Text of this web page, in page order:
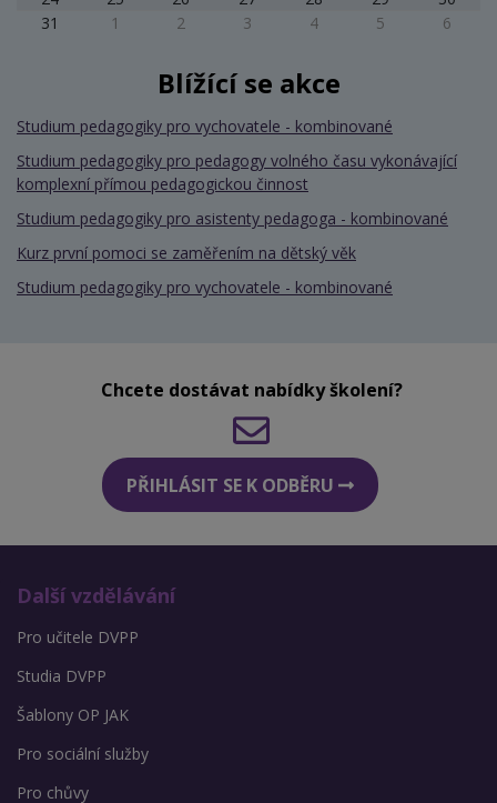
31
1 2 3 4 5 6
Blížící se akce
Studium pedagogiky pro vychovatele - kombinované
Studium pedagogiky pro pedagogy volného času vykonávající
komplexní přímou pedagogickou činnost
Studium pedagogiky pro asistenty pedagoga - kombinované
Kurz první pomoci se zaměřením na dětský věk
Studium pedagogiky pro vychovatele - kombinované
Chcete dostávat nabídky školení?
PŘIHLÁSIT SE K ODBĚRU
Další vzdělávání
Pro učitele DVPP
Studia DVPP
Šablony OP JAK
Pro sociální služby
Pro chůvy